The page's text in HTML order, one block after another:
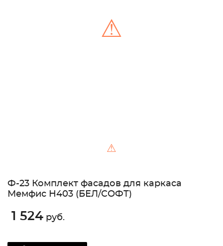
⚠
⚠
Ф-23 Комплект фасадов для каркаса
Мемфис Н403 (БЕЛ/СОФТ)
1 524 руб.